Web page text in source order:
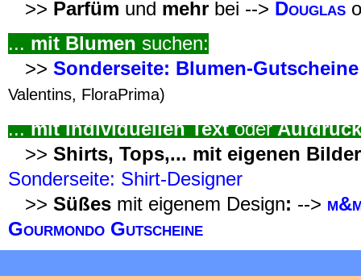
>> Parfüm und mehr bei --> Douglas
... mit Blumen suchen:
>> Sonderseite: Blumen-Gutscheine
Valentins, FloraPrima)
...mit individuellen TextoderAufdruck
>> Shirts, Tops,... mit eigenen
Sonderseite: Shirt-Designer
>> Süßes mit eigenem Design: -->
Gourmondo Gutscheine